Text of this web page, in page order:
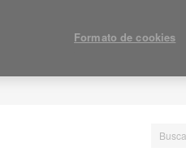
Formato de cookies